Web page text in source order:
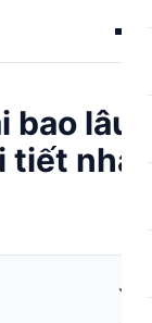
lâu
tiết nhất